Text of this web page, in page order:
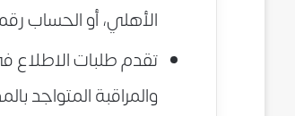
الأهلي، أو الحساب رقم 01003784008 ببنك
تقدم طلبات الاطلاع
والمراقبة المتواجد